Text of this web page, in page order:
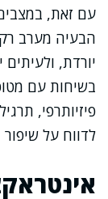
עם זאת,
הבעיה מערב
יורדת, ולעיתים
בשיחות עם
פיזיותרפי,
לדווח על